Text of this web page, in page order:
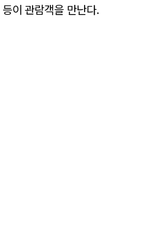
이 관람객을 만난다.